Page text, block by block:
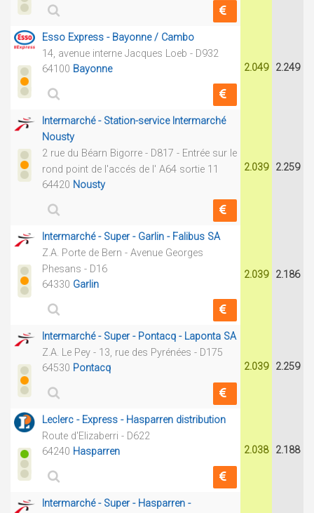
Esso Express - Bayonne / Cambo
14, avenue interne Jacques Loeb - D932
64100 Bayonne 2.049 2.249
Intermarché - Station-service Intermarché
Nousty
2 rue du Béarn Bigorre - D817 - Entrée sur le
rond point de l'accés de l' A64 sortie 11
64420 Nousty
2.039 2.259
Intermarché - Super - Garlin - Falibus SA
Z.A. Porte de Bern - Avenue Georges
Phesans - D16
64330 Garlin
2.039 2.186
Intermarché - Super - Pontacq - Laponta SA
Z.A. Le Pey - 13, rue des Pyrénées - D175
64530 Pontacq 2.039 2.259
Leclerc - Express - Hasparren distribution
Route d'Elizaberri - D622
64240 Hasparren 2.038 2.188
Intermarché - Super - Hasparren -